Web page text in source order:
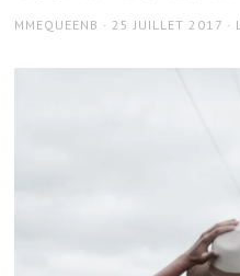
AUTHOR
MMEQUEENB
POSTED
25 JUILLET 2017